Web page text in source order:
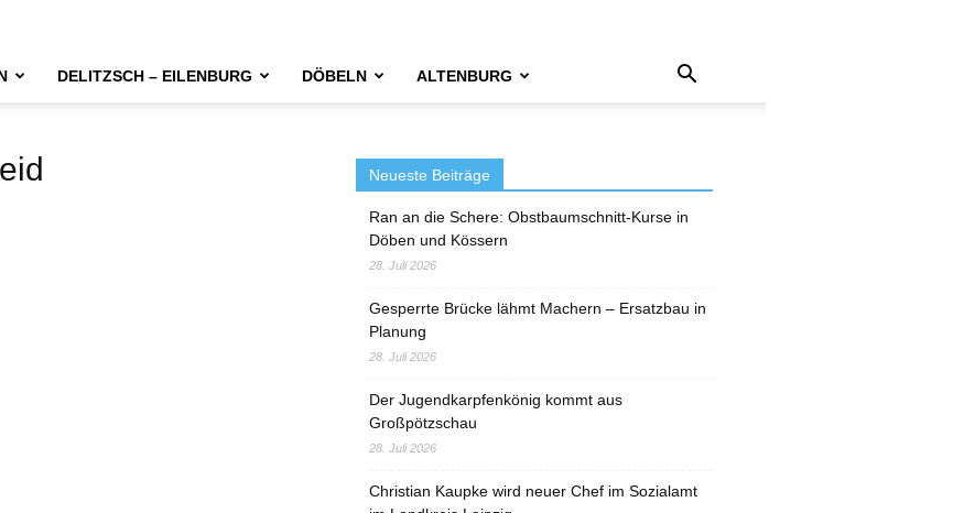
DELITZSCH – EILENBURG DÖBELN ALTENBURG
Neueste Beiträge
Ran an die Schere: Obstbaumschnitt-Kurse in
Döben und Kössern
28. Juli 2026
Gesperrte Brücke lähmt Machern – Ersatzbau in
Planung
28. Juli 2026
Der Jugendkarpfenkönig kommt aus
Großpötzschau
28. Juli 2026
Christian Kaupke wird neuer Chef im Sozialamt